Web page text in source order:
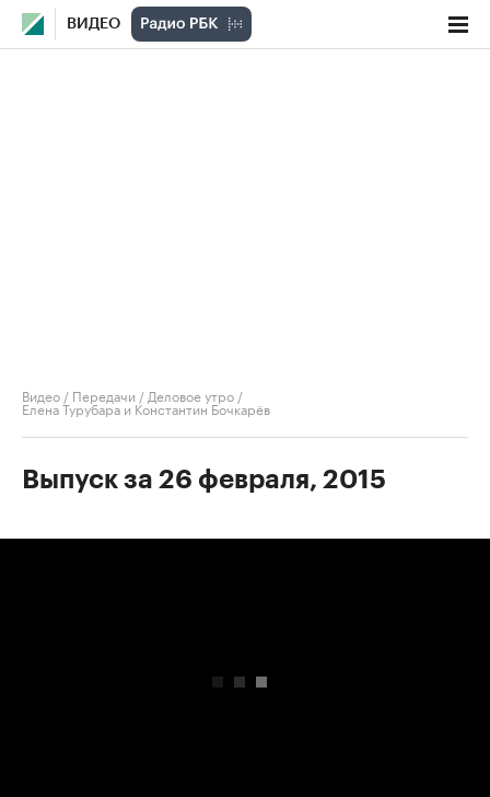
ВИДЕО
Видео / Передачи / Деловое утро /
Елена Турубара и Константин Бочкарёв
Выпуск за 26 февраля, 2015